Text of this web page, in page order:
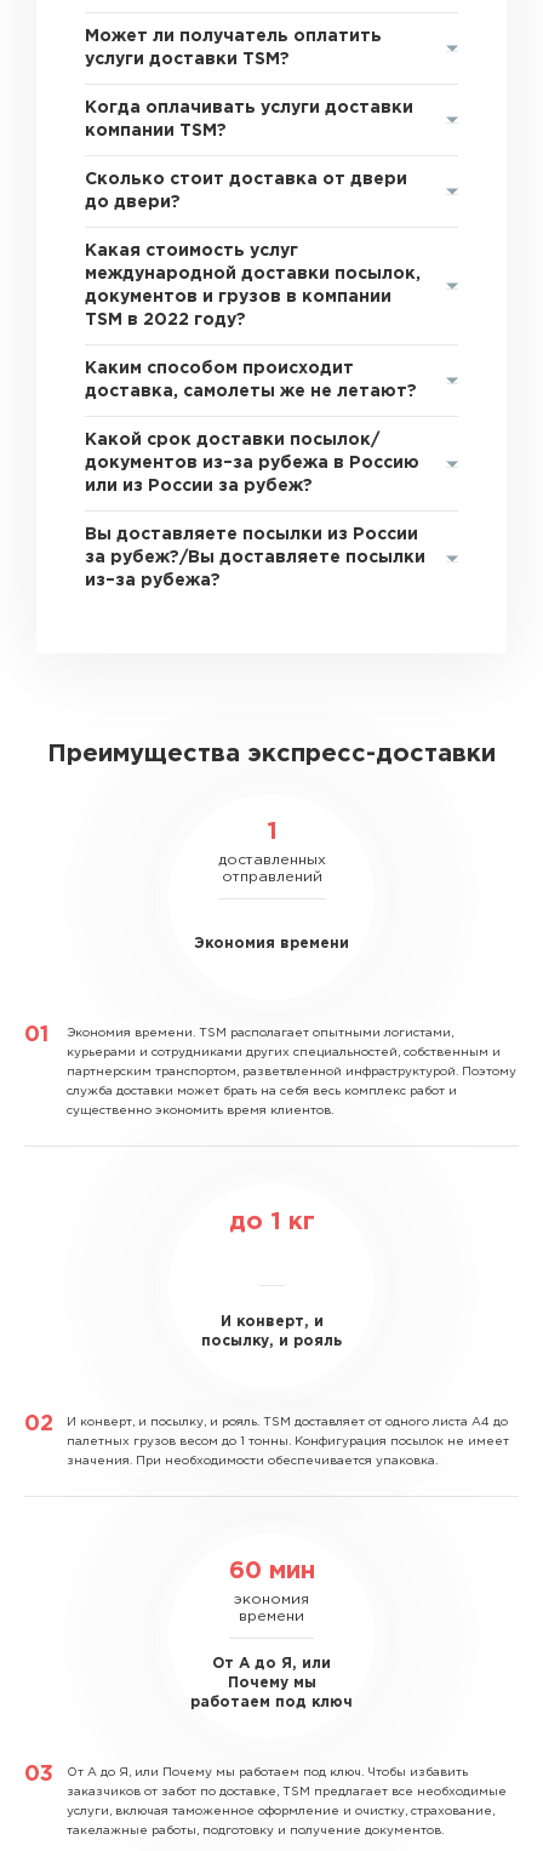
Может ли получатель оплатить
услуги доставки TSM?
Когда оплачивать услуги доставки
компании TSM?
Сколько стоит доставка от двери
до двери?
Какая стоимость услуг
международной доставки посылок,
документов и грузов в компании
TSM в 2022 году?
Каким способом происходит
доставка, самолеты же не летают?
Какой срок доставки посылок/
документов из–за рубежа в Россию
или из России за рубеж?
Вы доставляете посылки из России
за рубеж?/Вы доставляете посылки
из–за рубежа?
Преимущества экспресс-доставки
1
доставленных
отправлений
Экономия времени
Экономия времени. TSM располагает опытными логистами,
курьерами и сотрудниками других специальностей, собственным и
партнерским транспортом, разветвленной инфраструктурой. Поэтому
служба доставки может брать на себя весь комплекс работ и
существенно экономить время клиентов.
до 1 кг
И конверт, и
посылку, и рояль
И конверт, и посылку, и рояль. TSM доставляет от одного листа А4 до
палетных грузов весом до 1 тонны. Конфигурация посылок не имеет
значения. При необходимости обеспечивается упаковка.
60 мин
экономия
времени
От А до Я, или
Почему мы
работаем под ключ
От А до Я, или Почему мы работаем под ключ. Чтобы избавить
заказчиков от забот по доставке, TSM предлагает все необходимые
услуги, включая таможенное оформление и очистку, страхование,
такелажные работы, подготовку и получение документов.